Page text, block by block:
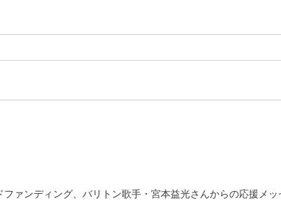
ファンディング、バリトン歌手・宮本益光さんからの応援メッ